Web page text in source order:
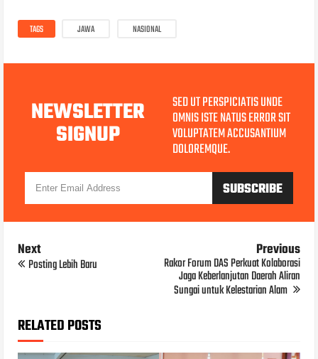
TAGS JAWA NASIONAL
NEWSLETTER
SIGNUP
SED UT PERSPICIATIS UNDE
OMNIS ISTE NATUS ERROR SIT
VOLUPTATEM ACCUSANTIUM
DOLOREMQUE.
Next
Posting Lebih Baru
Previous
Rakor Forum DAS Perkuat Kolaborasi
Jaga Keberlanjutan Daerah Aliran
Sungai untuk Kelestarian Alam
RELATED POSTS